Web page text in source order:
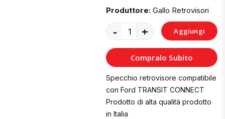
Produttore: Gallo Retrovisori
- + Aggiungi
al
Carrello
Compralo Subito
Specchio retrovisore compatibile
con Ford TRANSIT CONNECT
Prodotto di alta qualità prodotto
in Italia